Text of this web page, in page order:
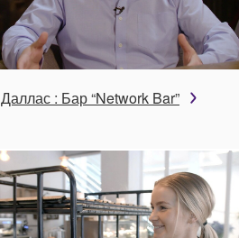
Даллас : Бар “Network Bar”